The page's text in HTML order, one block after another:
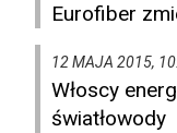
Eurofiber
12 MAJA 2015,
Włoscy
światłowody